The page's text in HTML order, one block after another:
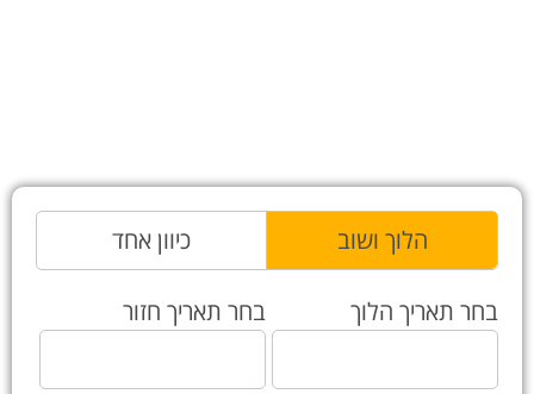
הלוך ושוב כיוון אחד
בחר תאריך הלוך בחר תאריך חזור